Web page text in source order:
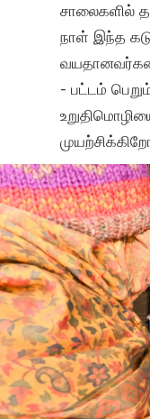
சாலைகளில்
நாள் இந்த
- பட்டம்